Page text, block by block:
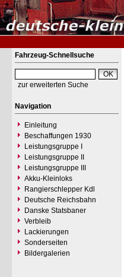
Fahrzeug-Schnellsuche
zur erweiterten Suche
Navigation
Einleitung
Beschaffungen 1930
Leistungsgruppe I
Leistungsgruppe II
Leistungsgruppe III
Akku-Kleinloks
Rangierschlepper Kdl
Deutsche Reichsbahn
Danske Statsbaner
Verbleib
Lackierungen
Sonderseiten
Bildergalerien